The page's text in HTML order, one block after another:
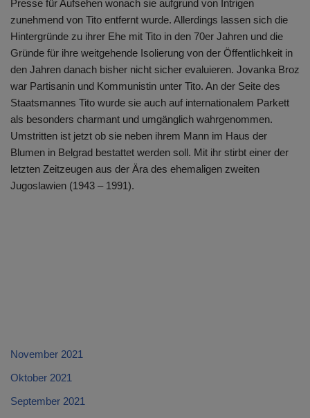
Presse für Aufsehen wonach sie aufgrund von Intrigen
zunehmend von Tito entfernt wurde. Allerdings lassen sich die
Hintergründe zu ihrer Ehe mit Tito in den 70er Jahren und die
Gründe für ihre weitgehende Isolierung von der Öffentlichkeit in
den Jahren danach bisher nicht sicher evaluieren. Jovanka Broz
war Partisanin und Kommunistin unter Tito. An der Seite des
Staatsmannes Tito wurde sie auch auf internationalem Parkett
als besonders charmant und umgänglich wahrgenommen.
Umstritten ist jetzt ob sie neben ihrem Mann im Haus der
Blumen in Belgrad bestattet werden soll. Mit ihr stirbt einer der
letzten Zeitzeugen aus der Ära des ehemaligen zweiten
Jugoslawien (1943 – 1991).
November 2021
Oktober 2021
September 2021